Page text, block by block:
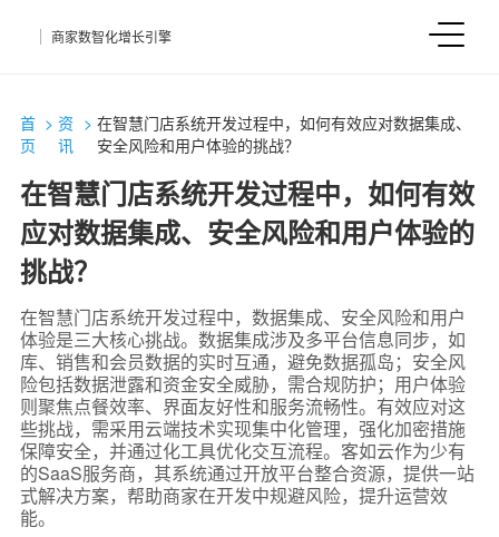
商家数智化增长引擎
首
页
>资
讯
>在智慧门店系统开发过程中，如何有效应对数据集成、
安全风险和用户体验的挑战？
在智慧门店系统开发过程中，如何有效
应对数据集成、安全风险和用户体验的
挑战？
在智慧门店系统开发过程中，数据集成、安全风险和用户
体验是三大核心挑战。数据集成涉及多平台信息同步，如
库、销售和会员数据的实时互通，避免数据孤岛；安全风
险包括数据泄露和资金安全威胁，需合规防护；用户体验
则聚焦点餐效率、界面友好性和服务流畅性。有效应对这
些挑战，需采用云端技术实现集中化管理，强化加密措施
保障安全，并通过化工具优化交互流程。客如云作为少有
的SaaS服务商，其系统通过开放平台整合资源，提供一站
式解决方案，帮助商家在开发中规避风险，提升运营效
能。